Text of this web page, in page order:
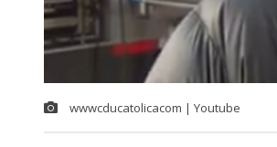
wwwcducatolicacom | Youtube